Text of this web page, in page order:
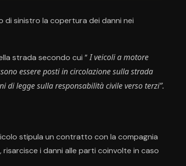
di sinistro la copertura dei danni nei
strada secondo cui ”I veicoli a motore
essere posti in circolazione sulla strada
di legge sulla responsabilità civile verso terzi”.
stipula un contratto con la compagnia
i danni alle parti coinvolte in caso